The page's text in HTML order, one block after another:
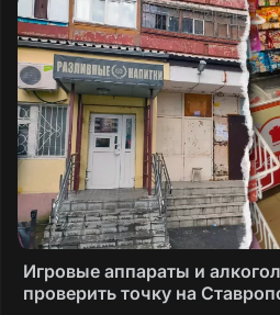
Игровые аппараты и
проверить точку на